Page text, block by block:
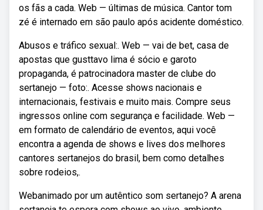
os fãs a cada. Web — últimas de música. Cantor tom
zé é internado em são paulo após acidente doméstico.
Abusos e tráfico sexual:. Web — vai de bet, casa de
apostas que gusttavo lima é sócio e garoto
propaganda, é patrocinadora master de clube do
sertanejo — foto:. Acesse shows nacionais e
internacionais, festivais e muito mais. Compre seus
ingressos online com segurança e facilidade. Web —
em formato de calendário de eventos, aqui você
encontra a agenda de shows e lives dos melhores
cantores sertanejos do brasil, bem como detalhes
sobre rodeios,.
Webanimado por um autêntico som sertanejo? A arena